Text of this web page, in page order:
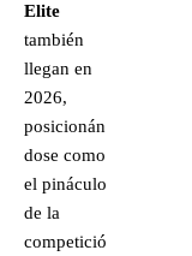
Elite
también
llegan en
2026,
posicionán
dose como
el pináculo
de la
competició